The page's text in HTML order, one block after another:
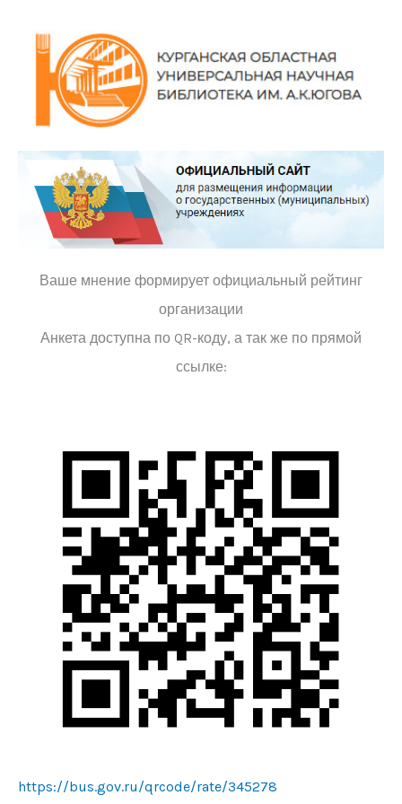
Ваше мнение формирует официальный рейтинг
организации
Анкета доступна по QR-коду, а так же по прямой
ссылке:
https://bus.gov.ru/qrcode/rate/345278